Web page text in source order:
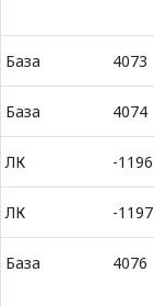
База 4073
База 4074
ЛК -1196
ЛК -1197
База 4076